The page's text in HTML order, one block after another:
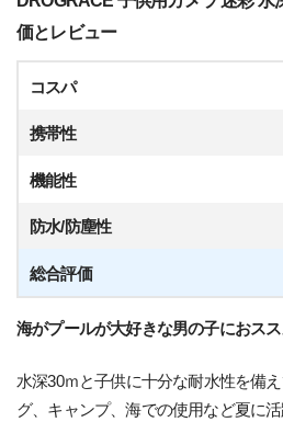
価とレビュー
コスパ
携帯性
機能性
防水/防塵性
総合評価
海がプールが大好きな男の子におスス
水深30ｍと子供に十分な耐水性を備
グ、キャンプ、海での使用など夏に